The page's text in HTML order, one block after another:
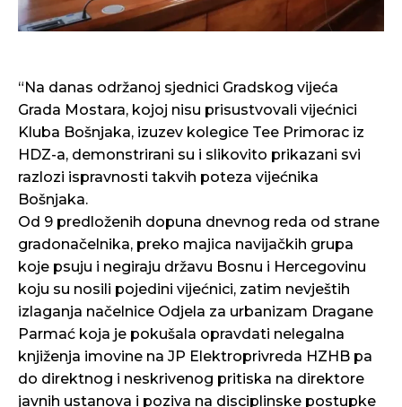
“Na danas održanoj sjednici Gradskog vijeća
Grada Mostara, kojoj nisu prisustvovali vijećnici
Kluba Bošnjaka, izuzev kolegice Tee Primorac iz
HDZ-a, demonstrirani su i slikovito prikazani svi
razlozi ispravnosti takvih poteza vijećnika
Bošnjaka.
Od 9 predloženih dopuna dnevnog reda od strane
gradonačelnika, preko majica navijačkih grupa
koje psuju i negiraju državu Bosnu i Hercegovinu
koju su nosili pojedini vijećnici, zatim nevještih
izlaganja načelnice Odjela za urbanizam Dragane
Parmać koja je pokušala opravdati nelegalna
knjiženja imovine na JP Elektroprivreda HZHB pa
do direktnog i neskrivenog pritiska na direktore
javnih ustanova i poziva na disciplinske postupke